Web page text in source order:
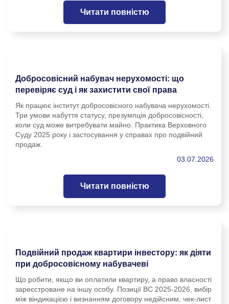
Читати повністю
Добросовісний набувач нерухомості: що
перевіряє суд і як захистити свої права
Як працює інститут добросовісного набувача нерухомості.
Три умови набуття статусу, презумпція добросовісності,
коли суд може витребувати майно. Практика Верховного
Суду 2025 року і застосування у справах про подвійний
продаж.
03.07.2026
Читати повністю
Подвійний продаж квартири інвестору: як діяти
при добросовісному набувачеві
Що робити, якщо ви оплатили квартиру, а право власності
зареєстроване на іншу особу. Позиції ВС 2025-2026, вибір
між віндикацією і визнанням договору недійсним, чек-лист